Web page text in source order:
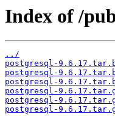
Index of /
../
postgresql-
postgresql-
postgresql-
postgresql-
postgresql-
postgresql-